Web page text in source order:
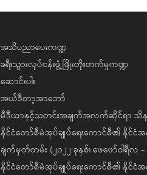
အသိပညာပေးကဏ္ဍ
ခရီးသွားလုပ်ငန်းဖွံ့ဖြိုးတိုးတက်မှုကဏ္ဍ
ဆောင်းပါး
အယ်ဒီတာ့အာဘော်
မီဒီယာနှင့်သတင်းအချက်အလက်ဆိုင်ရာ သိ
နိုင်ငံတော်စီမံအုပ်ချုပ်ရေးကောင်စီ၏ နိုင်
ချက်မှတ်တမ်း (၂၀၂၂ ခုနှစ်၊ ဖေဖော်ဝါရီလ -
နိုင်ငံတော်စီမံအုပ်ချုပ်ရေးကောင်စီ၏ နိုင်